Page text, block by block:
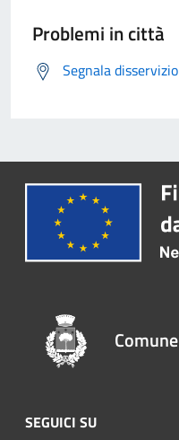
Problemi in città
Segnala disservizio
SEGUICI SU